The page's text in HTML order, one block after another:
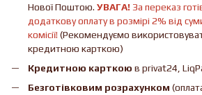
Нової Поштою. УВАГА! За переказ
додаткову оплату в розмірі 2% від
комісії! (Рекомендуємо
кредитною карткою)
Кредитною карткою в privat24,
Безготівковим розрахунком